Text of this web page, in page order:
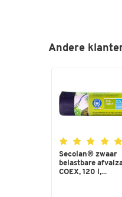
Andere
Secolan® zwaar
belastbare
COEX, 120 l,...